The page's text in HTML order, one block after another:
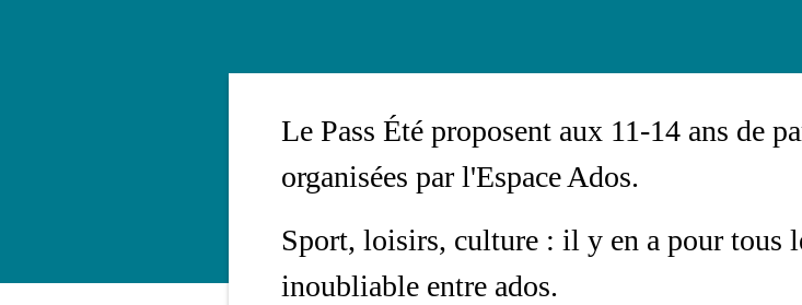
Le Pass Été proposent aux 11-14 ans de
organisées par l'Espace Ados.
Sport, loisirs, culture : il y en a pour tous
inoubliable entre ados.